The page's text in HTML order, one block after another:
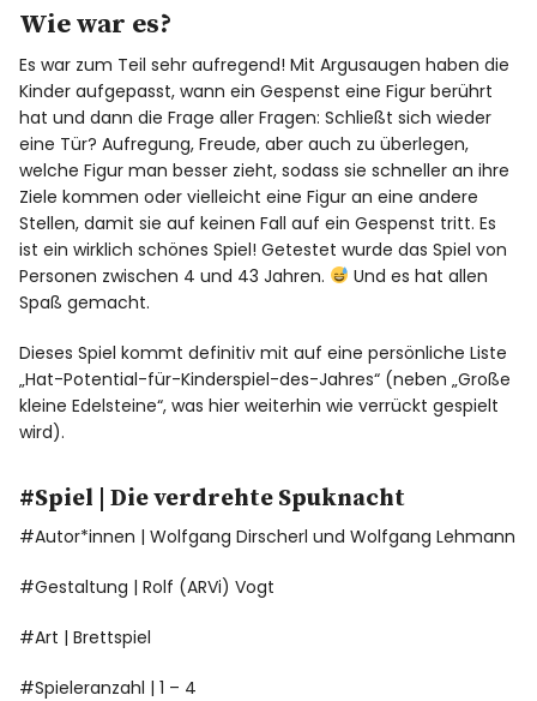
Wie war es?
Es war zum Teil sehr aufregend! Mit Argusaugen haben die
Kinder aufgepasst, wann ein Gespenst eine Figur berührt
hat und dann die Frage aller Fragen: Schließt sich wieder
eine Tür? Aufregung, Freude, aber auch zu überlegen,
welche Figur man besser zieht, sodass sie schneller an ihre
Ziele kommen oder vielleicht eine Figur an eine andere
Stellen, damit sie auf keinen Fall auf ein Gespenst tritt. Es
ist ein wirklich schönes Spiel! Getestet wurde das Spiel von
Personen zwischen 4 und 43 Jahren.
Und es hat allen
Spaß gemacht.
Dieses Spiel kommt definitiv mit auf eine persönliche Liste
„Hat-Potential-für-Kinderspiel-des-Jahres“ (neben „Große
kleine Edelsteine“, was hier weiterhin wie verrückt gespielt
wird).
#Spiel |Die verdrehte Spuknacht
#Autor*innen | Wolfgang Dirscherl und Wolfgang Lehmann
#Gestaltung | Rolf (ARVi) Vogt
#Art | Brettspiel
#Spieleranzahl | 1 – 4